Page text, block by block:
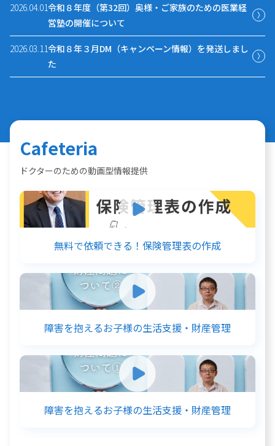
2026.04.01令和８年度（第32回）奥様・ご家族のための医業経
営塾の開催について
2026.03.11令和８年３月DM（キャンペーン情報）を発送しまし
た
Cafeteria
ドクターのための動画型情報提供
無料で依頼できる！保険管理表の作成
障害を抱えるお子様の生活支援・財産管理
障害を抱えるお子様の生活支援・財産管理